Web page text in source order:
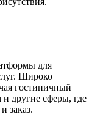
для
Широко
гостиничный
и другие сферы, где
заказ.